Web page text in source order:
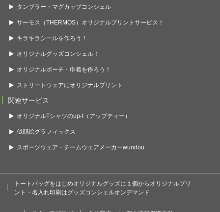
タンブラー・マグカップコンシェル
サーモス（THERMOS）オリジナルプリントサービス！
キラキラシールを作ろう！
オリジナルグッズコンシェル！
オリジナルポーチ・巾着を作ろう！
ストリートウェアにオリジナルプリント
関連サービス
オリジナルTシャツのup-t（アップティー）
似顔絵グラフィックス
スポーツウェア・チームウェアメーカーwundou
トートバッグをはじめオリジナルグッズに１個からオリジナルプリ
ント・名入れ印刷はグッズコンシェルオンデマンド